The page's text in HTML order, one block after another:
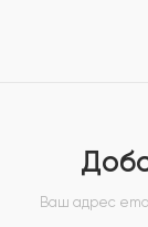
Ваш адрес